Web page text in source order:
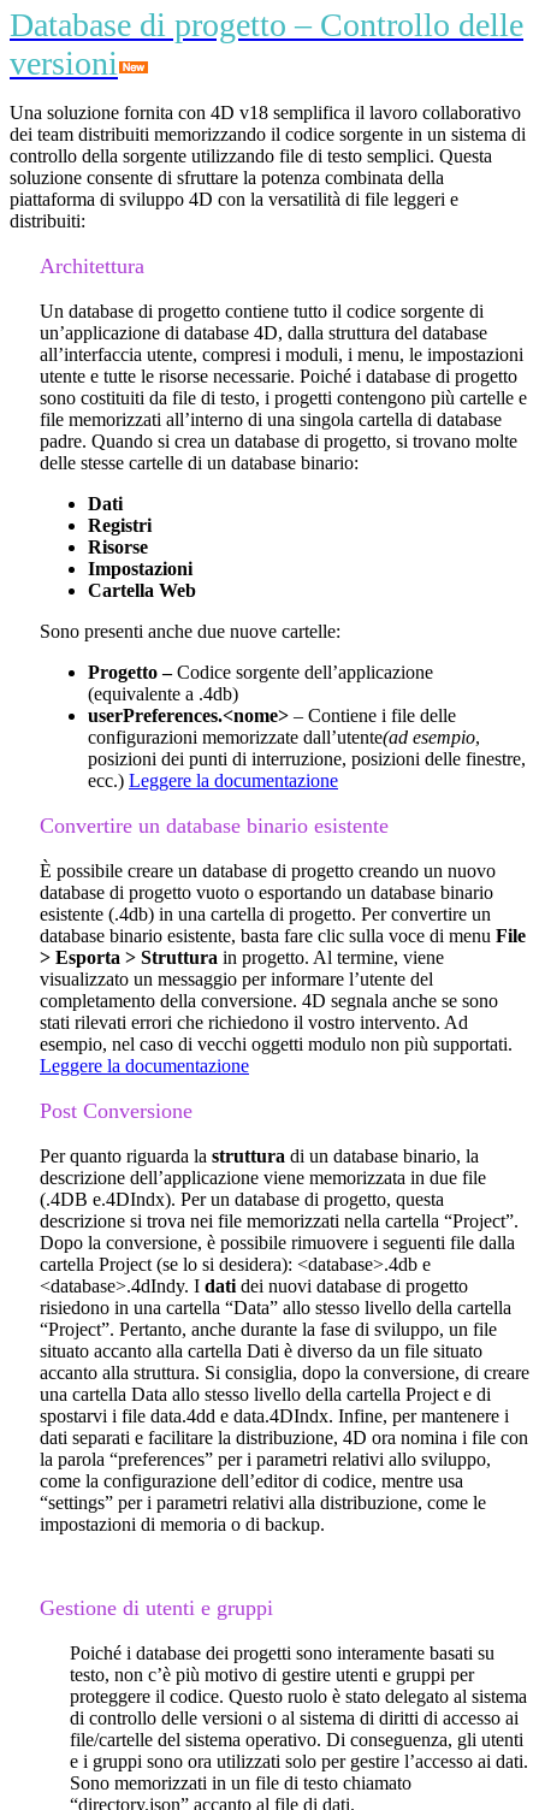
Database di progetto – Controllo delle
versioni
Una soluzione fornita con 4D v18 semplifica il lavoro collaborativo
dei team distribuiti memorizzando il codice sorgente in un sistema di
controllo della sorgente utilizzando file di testo semplici. Questa
soluzione consente di sfruttare la potenza combinata della
piattaforma di sviluppo 4D con la versatilità di file leggeri e
distribuiti:
Architettura
Un database di progetto contiene tutto il codice sorgente di
un’applicazione di database 4D, dalla struttura del database
all’interfaccia utente, compresi i moduli, i menu, le impostazioni
utente e tutte le risorse necessarie. Poiché i database di progetto
sono costituiti da file di testo, i progetti contengono più cartelle e
file memorizzati all’interno di una singola cartella di database
padre. Quando si crea un database di progetto, si trovano molte
delle stesse cartelle di un database binario:
Dati
Registri
Risorse
Impostazioni
Cartella Web
Sono presenti anche due nuove cartelle:
Progetto –Codice sorgente dell’applicazione
(equivalente a .4db)
userPreferences.<nome> – Contiene i file delle
configurazioni memorizzate dall’utente(ad esempio,
posizioni dei punti di interruzione, posizioni delle finestre,
ecc.) Leggere la documentazione
Convertire un database binario esistente
È possibile creare un database di progetto creando un nuovo
database di progetto vuoto o esportando un database binario
esistente (.4db) in una cartella di progetto. Per convertire un
database binario esistente, basta fare clic sulla voce di menu File
> Esporta > Struttura in progetto. Al termine, viene
visualizzato un messaggio per informare l’utente del
completamento della conversione. 4D segnala anche se sono
stati rilevati errori che richiedono il vostro intervento. Ad
esempio, nel caso di vecchi oggetti modulo non più supportati.
Leggere la documentazione
Post Conversione
Per quanto riguarda la struttura di un database binario, la
descrizione dell’applicazione viene memorizzata in due file
(.4DB e.4DIndx). Per un database di progetto, questa
descrizione si trova nei file memorizzati nella cartella “Project”.
Dopo la conversione, è possibile rimuovere i seguenti file dalla
cartella Project (se lo si desidera): <database>.4db e
<database>.4dIndy. I dati dei nuovi database di progetto
risiedono in una cartella “Data” allo stesso livello della cartella
“Project”. Pertanto, anche durante la fase di sviluppo, un file
situato accanto alla cartella Dati è diverso da un file situato
accanto alla struttura. Si consiglia, dopo la conversione, di creare
una cartella Data allo stesso livello della cartella Project e di
spostarvi i file data.4dd e data.4DIndx. Infine, per mantenere i
dati separati e facilitare la distribuzione, 4D ora nomina i file con
la parola “preferences” per i parametri relativi allo sviluppo,
come la configurazione dell’editor di codice, mentre usa
“settings” per i parametri relativi alla distribuzione, come le
impostazioni di memoria o di backup.
Gestione di utenti e gruppi
Poiché i database dei progetti sono interamente basati su
testo, non c’è più motivo di gestire utenti e gruppi per
proteggere il codice. Questo ruolo è stato delegato al sistema
di controllo delle versioni o al sistema di diritti di accesso ai
file/cartelle del sistema operativo. Di conseguenza, gli utenti
e i gruppi sono ora utilizzati solo per gestire l’accesso ai dati.
Sono memorizzati in un file di testo chiamato
“directory.json” accanto al file di dati.